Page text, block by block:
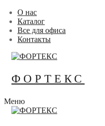
Перейти
содержимому
Меню
Закрыть
О нас
Каталог
Все для офиса
Контакты
ФОРТЕКС
Меню